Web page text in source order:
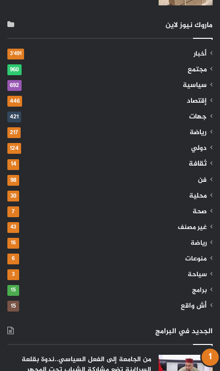
ماروك نيوز لاين
أخبار 3٬491
مجتمع 960
سياسية 692
إقتصاد 446
جهات 421
رياضة 217
دولي 124
ثقافة 14
فن 98
محلية 30
صحة 7
غير مصنف 43
رياضة 16
منوعات 6
سياحة 3
برامج 15
أش واقع 15
الجديد في البرامج
من الجامعة إلى الفعل السياسي..ندوة بقلعة